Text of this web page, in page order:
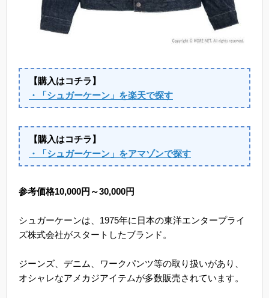
【購入はコチラ】
・「シュガーケーン」を楽天で探す
【購入はコチラ】
・「シュガーケーン」をアマゾンで探す
参考価格10,000円～30,000円
シュガーケーンは、1975年に日本の東洋エンタープライ
ズ株式会社がスタートしたブランド。
ジーンズ、デニム、ワークパンツ等の取り扱いがあり、
オシャレなアメカジアイテムが多数販売されています。